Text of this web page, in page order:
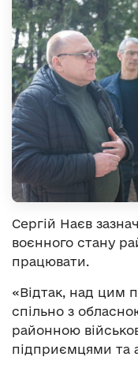
Сергій Наєв
воєнного стану
працювати.
«Відтак, над цим
спільно з
районною
підприємцями та